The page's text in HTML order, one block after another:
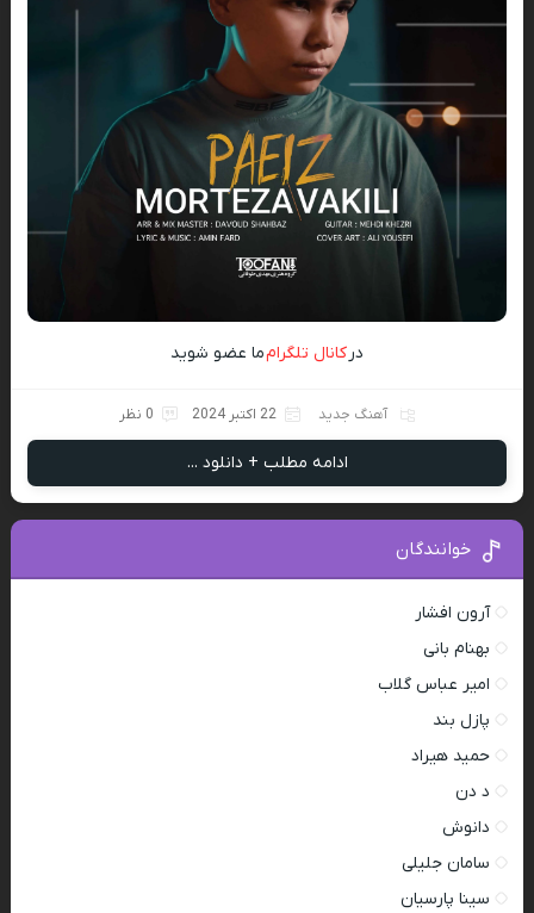
درکانال تلگرامما عضو شوید
آهنگ جدید 22 اکتبر 2024 0 نظر
ادامه مطلب + دانلود ...
خوانندگان
آرون افشار
بهنام بانی
امیر عباس گلاب
پازل بند
حمید هیراد
د دن
دانوش
سامان جلیلی
سینا پارسیان